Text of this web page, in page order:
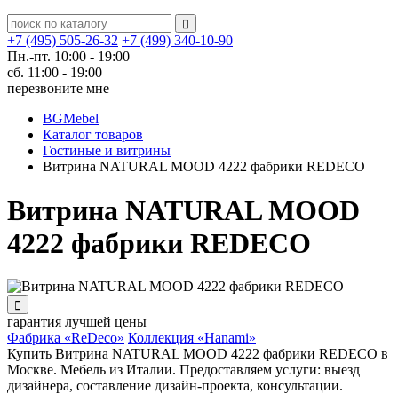
+7 (495) 505-26-32 +7 (499) 340-10-90
Пн.-пт. 10:00 - 19:00
сб. 11:00 - 19:00
перезвоните мне
BGMebel
Каталог товаров
Гостиные и витрины
Витрина NATURAL MOOD 4222 фабрики REDECO
Витрина NATURAL MOOD
4222 фабрики REDECO
гарантия лучшей цены
Фабрика «ReDeco» Коллекция «Hanami»
Купить Витрина NATURAL MOOD 4222 фабрики REDECO в
Москве. Мебель из Италии. Предоставляем услуги: выезд
дизайнера, составление дизайн-проекта, консультации.